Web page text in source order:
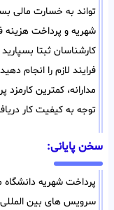
تواند به خسارت مالی
شهریه و پرداخت هزینه
کارشناسان ثبتا
فرایند لازم را انجام
مدارانه، کمترین
توجه به کیفیت کار
سخن پایانی:
پرداخت شهریه دانشگاه
سرویس های بین